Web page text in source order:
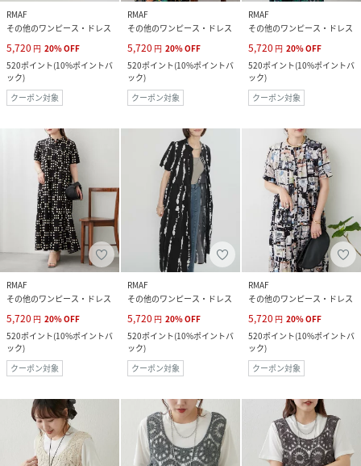
RMAF
その他のワンピース・ドレス
5,720 円 20%OFF
520ポイント(10%ポイントバ
ック)
クーポン対象
RMAF
その他のワンピース・ドレス
5,720 円 20%OFF
520ポイント(10%ポイントバ
ック)
クーポン対象
RMAF
その他のワンピース・ドレス
5,720 円 20%OFF
520ポイント(10%ポイントバ
ック)
クーポン対象
RMAF
その他のワンピース・ドレス
5,720 円 20%OFF
520ポイント(10%ポイントバ
ック)
クーポン対象
RMAF
その他のワンピース・ドレス
5,720 円 20%OFF
520ポイント(10%ポイントバ
ック)
クーポン対象
RMAF
その他のワンピース・ドレス
5,720 円 20%OFF
520ポイント(10%ポイントバ
ック)
クーポン対象